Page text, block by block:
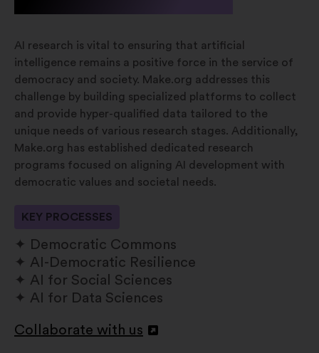
AI research is vital to ensuring that artificial
intelligence remains a positive force in the service of
democracy and society. Make.org addresses this
challenge by building specialized platforms to collect
and provide hyper-qualified data tailored to the
unique needs of various research stages. Additionally,
Make.org has established dedicated research
programs focused on aligning AI development with
democratic values and societal needs.
KEY PROCESSES
Democratic Commons
AI-Democratic Resilience
AI for Social Sciences
AI for Data Sciences
Collaborate with us
Deschidere